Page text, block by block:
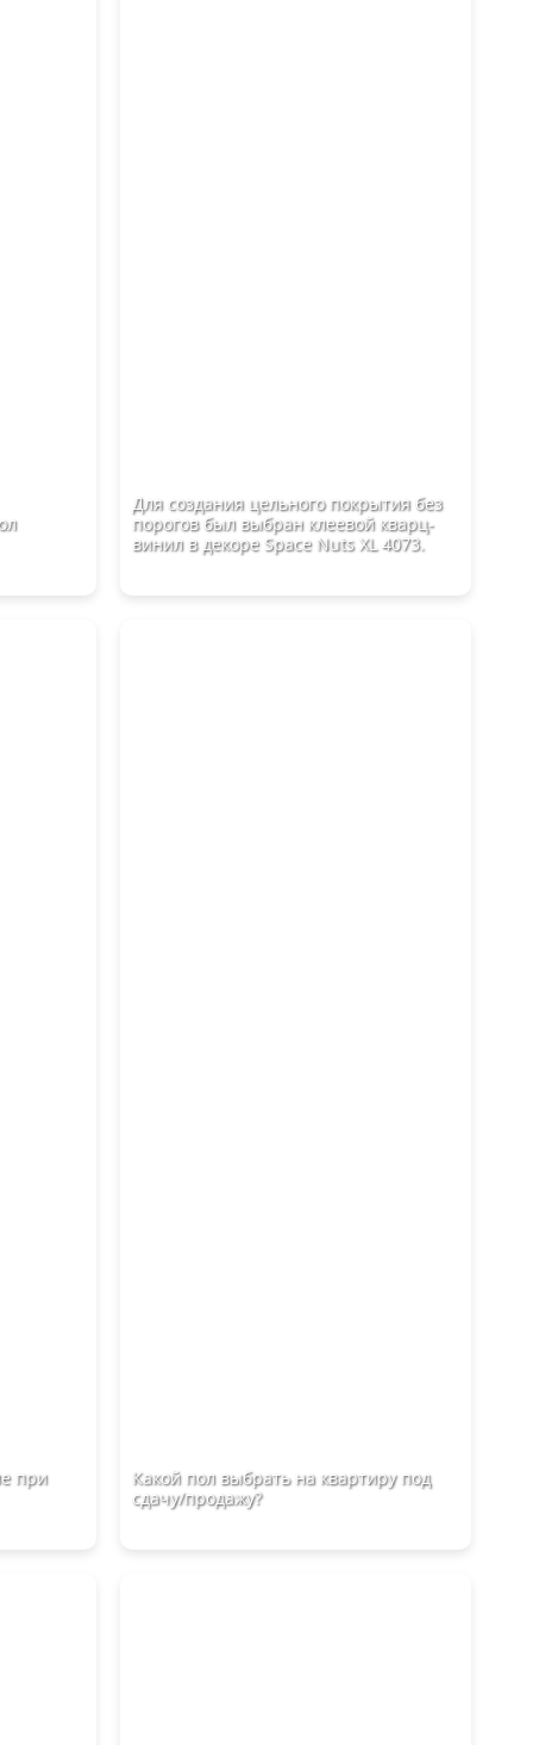
Для создания цельного покрытия без
порогов был выбран клеевой кварц-
винил в декоре Space Nuts XL 4073.
при
Какой пол выбрать на квартиру под
сдачу/продажу?